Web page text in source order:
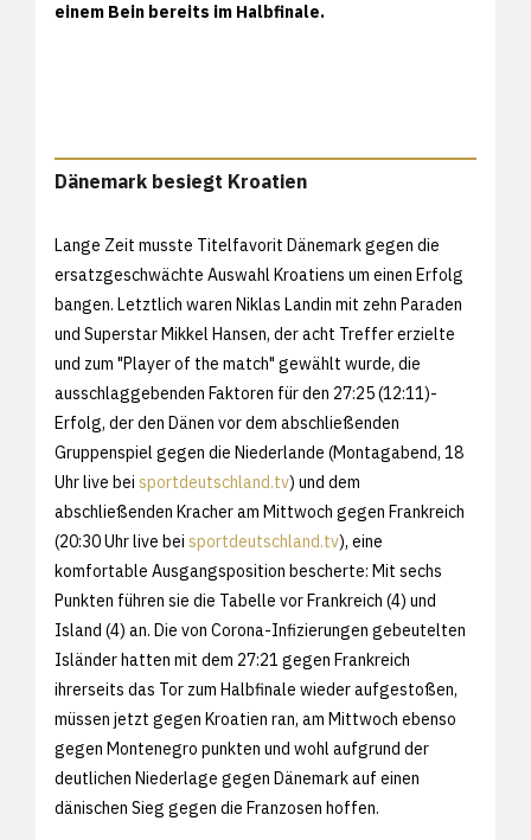
einem Bein bereits im Halbfinale.
Dänemark besiegt Kroatien
Lange Zeit musste Titelfavorit Dänemark gegen die
ersatzgeschwächte Auswahl Kroatiens um einen Erfolg
bangen. Letztlich waren Niklas Landin mit zehn Paraden
und Superstar Mikkel Hansen, der acht Treffer erzielte
und zum "Player of the match" gewählt wurde, die
ausschlaggebenden Faktoren für den 27:25 (12:11)-
Erfolg, der den Dänen vor dem abschließenden
Gruppenspiel gegen die Niederlande (Montagabend, 18
Uhr live bei sportdeutschland.tv) und dem
abschließenden Kracher am Mittwoch gegen Frankreich
(20:30 Uhr live bei sportdeutschland.tv), eine
komfortable Ausgangsposition bescherte: Mit sechs
Punkten führen sie die Tabelle vor Frankreich (4) und
Island (4) an. Die von Corona-Infizierungen gebeutelten
Isländer hatten mit dem 27:21 gegen Frankreich
ihrerseits das Tor zum Halbfinale wieder aufgestoßen,
müssen jetzt gegen Kroatien ran, am Mittwoch ebenso
gegen Montenegro punkten und wohl aufgrund der
deutlichen Niederlage gegen Dänemark auf einen
dänischen Sieg gegen die Franzosen hoffen.